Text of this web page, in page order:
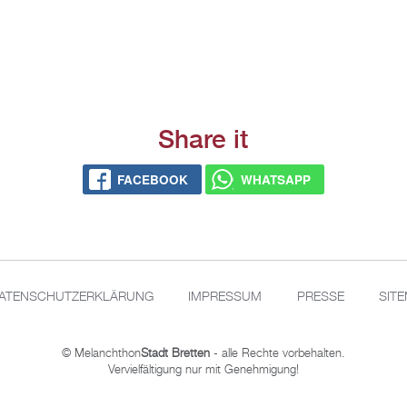
Share it
FACE­BOOK WHATS­APP
IM­PRES­SUM PRES­SE
© Me­lan­chthonStadt Brett­en - alle Rech­te vor­be­hal­ten.
Ver­viel­fäl­ti­gung nur mit Ge­neh­mi­gung!